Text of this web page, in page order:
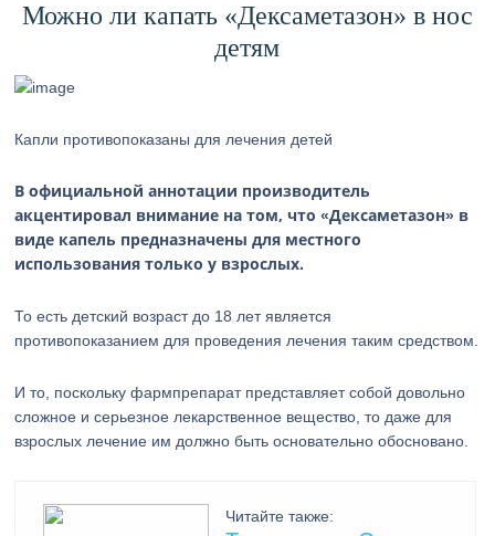
Можно ли капать «Дексаметазон» в нос
детям
Капли противопоказаны для лечения детей
В официальной аннотации производитель
акцентировал внимание на том, что «Дексаметазон» в
виде капель предназначены для местного
использования только у взрослых.
То есть детский возраст до 18 лет является
противопоказанием для проведения лечения таким средством.
И то, поскольку фармпрепарат представляет собой довольно
сложное и серьезное лекарственное вещество, то даже для
взрослых лечение им должно быть основательно обосновано.
Читайте также: